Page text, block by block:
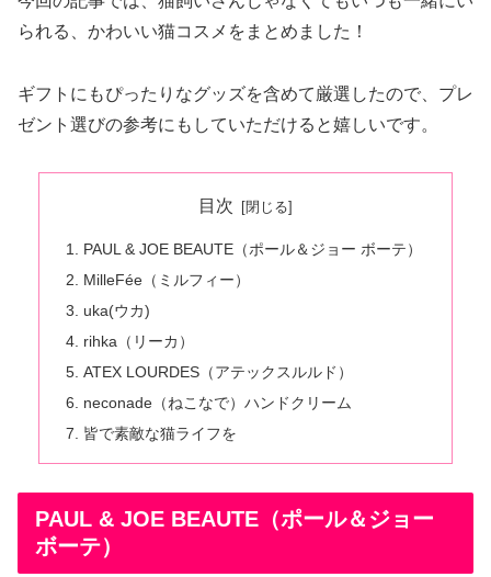
られる、かわいい猫コスメをまとめました！
ギフトにもぴったりなグッズを含めて厳選したので、プレ
ゼント選びの参考にもしていただけると嬉しいです。
目次
PAUL & JOE BEAUTE（ポール＆ジョー ボーテ）
MilleFée（ミルフィー）
uka(ウカ)
rihka（リーカ）
ATEX LOURDES（アテックスルルド）
neconade（ねこなで）ハンドクリーム
皆で素敵な猫ライフを
PAUL & JOE BEAUTE（ポール＆ジョー
ボーテ）